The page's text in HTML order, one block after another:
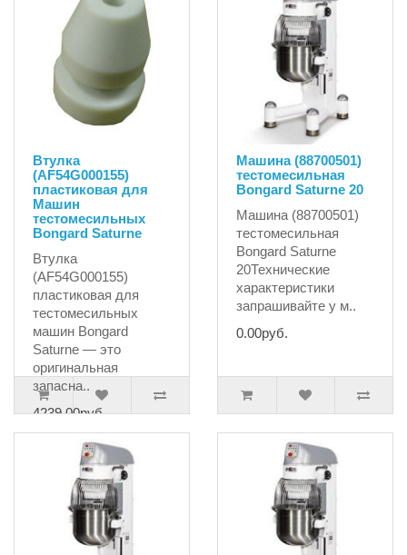
Втулка
(AF54G000155)
пластиковая для
Машин
тестомесильных
Bongard Saturne
Втулка
(AF54G000155)
пластиковая для
тестомесильных
машин Bongard
Saturne — это
оригинальная
запасна..
4239.00руб.
Машина (88700501)
тестомесильная
Bongard Saturne 20
Машина (88700501)
тестомесильная
Bongard Saturne
20Технические
характеристики
запрашивайте у м..
0.00руб.